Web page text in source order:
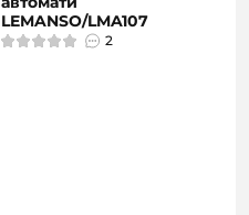
LEMANSO/LMA107
2